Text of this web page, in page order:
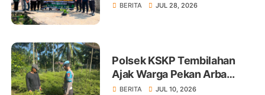
Tembilahan Tanam 100 Bibit
BERITA JUL 28, 2026
Polsek KSKP Tembilahan
Ajak Warga Pekan Arba
Tanam Cabai Dukung
BERITA JUL 10, 2026